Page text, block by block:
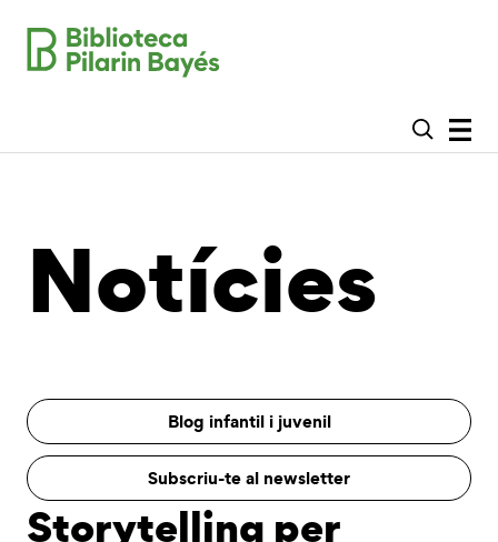
Notícies
Blog infantil i juvenil
Subscriu-te al newsletter
Storytelling per